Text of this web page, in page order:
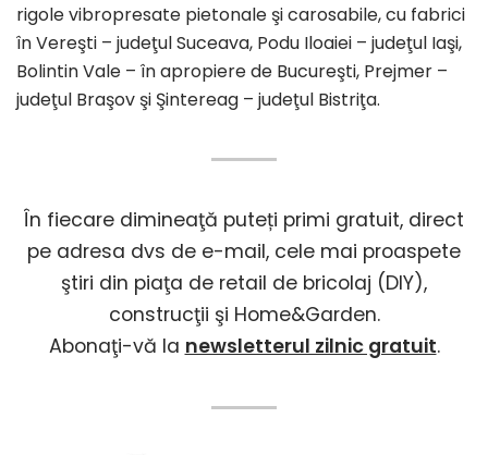
rigole vibropresate pietonale şi carosabile, cu fabrici
în Vereşti – judeţul Suceava, Podu Iloaiei – judeţul Iaşi,
Bolintin Vale – în apropiere de Bucureşti, Prejmer –
judeţul Braşov şi Şintereag – judeţul Bistriţa.
În fiecare dimineaţă puteți primi gratuit, direct
pe adresa dvs de e-mail, cele mai proaspete
ştiri din piaţa de retail de bricolaj (DIY),
construcţii şi Home&Garden.
Abonaţi-vă la newsletterul zilnic gratuit.